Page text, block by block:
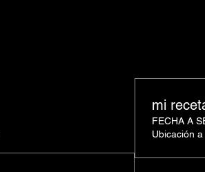
mi
FECHA A
Ubicación